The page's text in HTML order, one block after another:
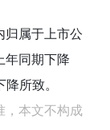
归属于上市公
年同期下降
所致。
，本文不构成